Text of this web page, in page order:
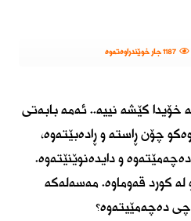
1187 جار خوێندراوەتەوە
کێشە نییە.. ئەمە بابەتی
چۆن ڕاستە و ڕادەبێتەوە،
و دایدەنوێنێتەوە.
کورد قەوماوە. مەسەلەکە
دەچەمێیتەوە؟